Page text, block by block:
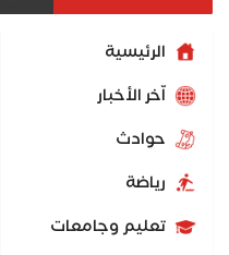
يودع ملك البحرين في ختام
الرئيسية
اّخر الأخبار
حوادث
رياضة
تعليم وجامعات